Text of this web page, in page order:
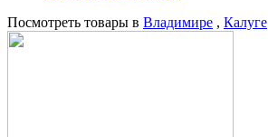
Посмотреть товары в Владимире , Калуге